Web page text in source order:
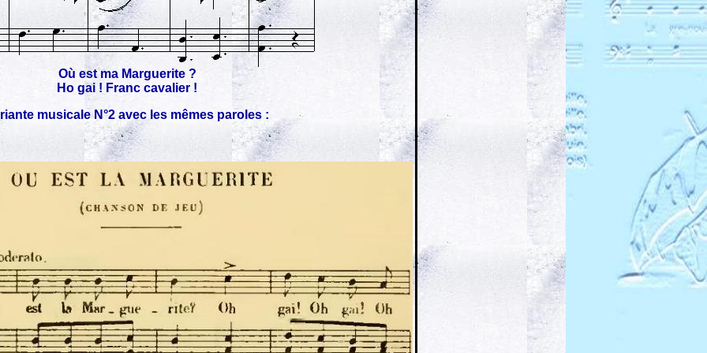
Où est ma Marguerite ?
Ho gai ! Franc cavalier !
musicale N°2 avec les mêmes paroles :